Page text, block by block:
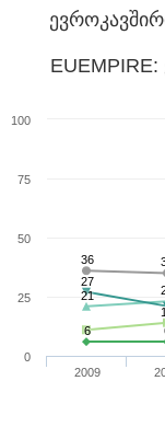
36
6
21
27
2009
0
25
50
75
100